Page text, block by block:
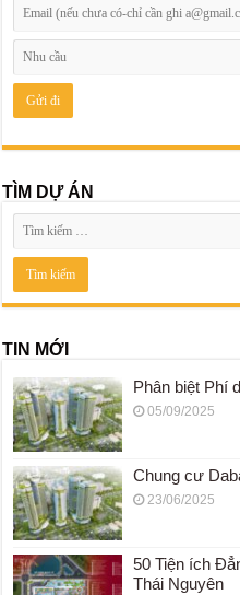
TÌM DỰ ÁN
TIN MỚI
Phân biệt Phí
05/09/2025
Chung cư
23/06/2025
50 Tiện ích
Thái Nguyên